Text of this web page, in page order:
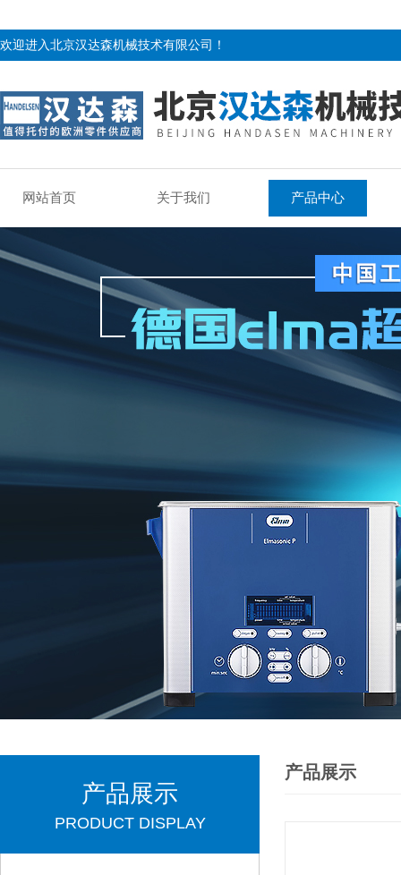
欢迎进入北京汉达森机械技术有限公司！
网站首页 关于我们 产品中心
产品展示
PRODUCT DISPLAY
产品展示